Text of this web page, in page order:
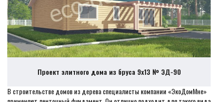
Проект элитного дома из бруса 9х13 № ЭД-90
В строительстве домов из дерева специалисты компании «ЭкоДомМне»